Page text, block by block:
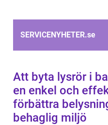
SERVICENYHETER.se
Att byta lysrör i
en enkel och
förbättra
behaglig miljö